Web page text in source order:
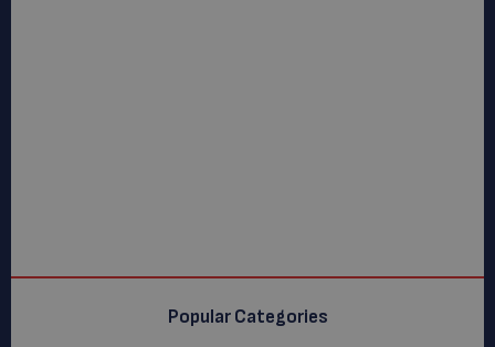
Popular Categories